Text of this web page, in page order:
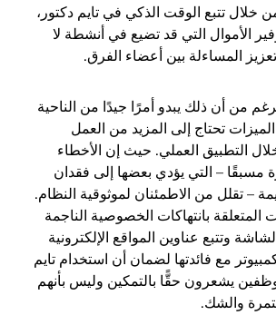
خلال تتبع الوقت الذكي في تايم دكتور،
الأموال التي قد تضيع في أنشطة لا
المساءلة بين أعضاء الفرق.
من أن ذلك يبدو أمرًا جيدًا من الناحية
تحتاج إلى المزيد من العمل
التطبيق العملي. حيث إن الأخطاء
مسبقًا – التي يؤدي بعضها إلى فقدان
– تقلل من الاطمئنان لموثوقية النظام.
المتعلقة بانتهاكات الخصوصية الناجمة
وتتبع عناوين المواقع الإلكترونية
مع فائدتها لضمان أن استخدام تايم
يشعرون حقًّا بالتمكين وليس بأنهم
والشك.